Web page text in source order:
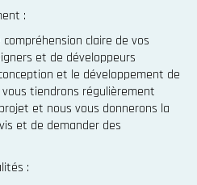
:
claire de vos
et de développeurs
et le développement de
tiendrons régulièrement
et nous vous donnerons la
et de demander des
: